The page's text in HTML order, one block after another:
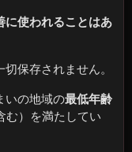
に使われることはあ
切保存されません。
いの地域の最低年齢
む）を満たしてい